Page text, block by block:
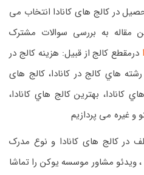
در کالج های کانادا انتخاب می
مقاله به بررسی سوالات مشترک
درمقطع کالج از قبیل: هزينه كالج در
هاي كالج در كانادا، كالج های
كانادا، بهترين كالج هاي كانادا،
و غیره می پردازیم
در کالج های کانادا و نوع مدرک
ویدئو مشاور موسسه یوکن را تماشا